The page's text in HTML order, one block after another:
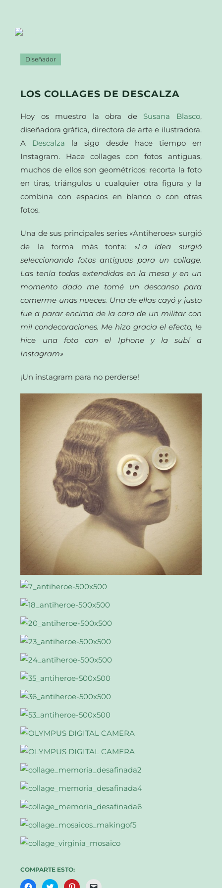
Diseñador
LOS COLLAGES DE DESCALZA
Hoy os muestro la obra de Susana Blasco,
diseñadora gráfica, directora de arte e ilustradora.
A Descalza la sigo desde hace tiempo en
Instagram. Hace collages con fotos antiguas,
muchos de ellos son geométricos: recorta la foto
en tiras, triángulos u cualquier otra figura y la
combina con espacios en blanco o con otras
fotos.
Una de sus principales series «Antiheroes» surgió
de la forma más tonta: «La idea surgió
seleccionando fotos antiguas para un collage.
Las tenía todas extendidas en la mesa y en un
momento dado me tomé un descanso para
comerme unas nueces. Una de ellas cayó y justo
fue a parar encima de la cara de un militar con
mil condecoraciones. Me hizo gracia el efecto, le
hice una foto con el Iphone y la subí a
Instagram»
¡Un instagram para no perderse!
COMPARTE ESTO:
Haz Haz Haz Haz